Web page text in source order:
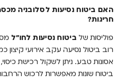
האם ביטוח נסיעות לסלובניה
חריגות?
פוליסות של ביטוח נסיעות לחו"ל
רוב ביטול נסיעה עקב אירועי קיצון
אסונות טבע. ניתן לשקול רכישת
ביטוח שונות מאפשרות לרכוש